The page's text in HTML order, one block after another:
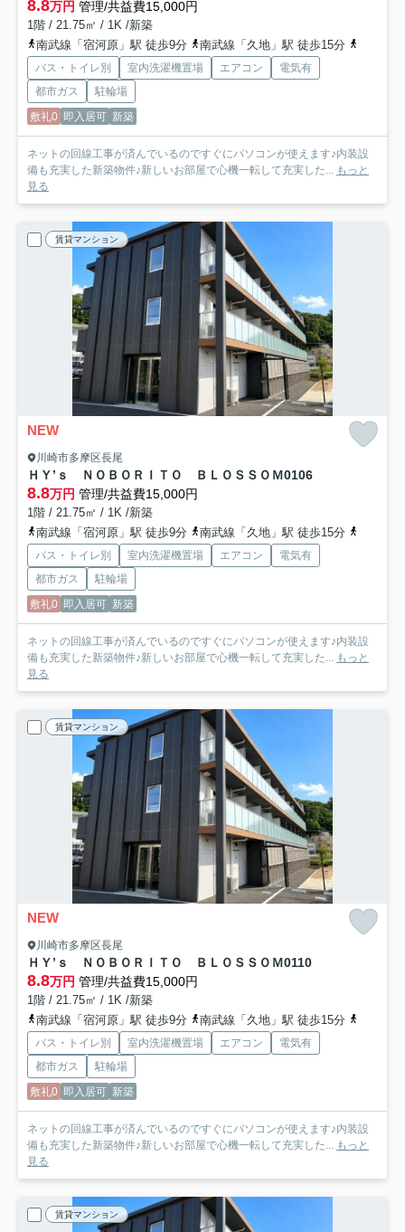
8.8万円 管理/共益費15,000円
1階 / 21.75㎡ / 1K /新築
南武線「宿河原」駅 徒歩9分
南武線「久地」駅 徒歩15分
バス・トイレ別 室内洗濯機置場 エアコン
電気有
都市ガス
駐輪場
敷礼0 即入居可 新築
ネットの回線工事が済んでいるのですぐにパソコンが使えます♪内装設
備も充実した新築物件♪新しいお部屋で心機一転して充実した... もっと
見る
賃貸マンション
NEW
川崎市多摩区長尾
ＨＹ’ｓ ＮＯＢＯＲＩＴＯ ＢＬＯＳＳＯＭ0106
8.8万円 管理/共益費15,000円
1階 / 21.75㎡ / 1K /新築
南武線「宿河原」駅 徒歩9分
南武線「久地」駅 徒歩15分
バス・トイレ別 室内洗濯機置場 エアコン
電気有
都市ガス
駐輪場
敷礼0 即入居可 新築
ネットの回線工事が済んでいるのですぐにパソコンが使えます♪内装設
備も充実した新築物件♪新しいお部屋で心機一転して充実した... もっと
見る
賃貸マンション
NEW
川崎市多摩区長尾
ＨＹ’ｓ ＮＯＢＯＲＩＴＯ ＢＬＯＳＳＯＭ0110
8.8万円 管理/共益費15,000円
1階 / 21.75㎡ / 1K /新築
南武線「宿河原」駅 徒歩9分
南武線「久地」駅 徒歩15分
バス・トイレ別 室内洗濯機置場 エアコン
電気有
都市ガス
駐輪場
敷礼0 即入居可 新築
ネットの回線工事が済んでいるのですぐにパソコンが使えます♪内装設
備も充実した新築物件♪新しいお部屋で心機一転して充実した... もっと
見る
賃貸マンション